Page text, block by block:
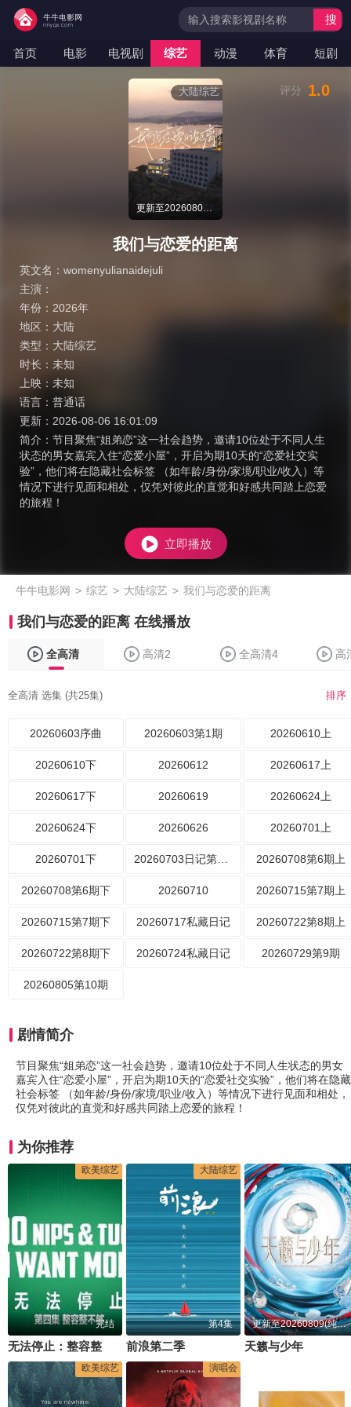
首页 电影 电视剧 综艺 动漫 体育 短剧
搜
大陆综艺
更新至20260805期
我们与恋爱的距离
英文名： womenyulianaidejuli
主演：
年份： 2026年
地区： 大陆
类型： 大陆综艺
时长： 未知
上映： 未知
语言： 普通话
更新： 2026-08-06 16:01:09
简介： 节目聚焦“姐弟恋”这一社会趋势，邀请10位处于不同人生
状态的男女嘉宾入住“恋爱小屋”，开启为期10天的“恋爱社交实
验”，他们将在隐藏社会标签 （如年龄/身份/家境/职业/收入）等
情况下进行见面和相处，仅凭对彼此的直觉和好感共同踏上恋爱
的旅程！
评分 1.0
立即播放
牛牛电影网 > 综艺 > 大陆综艺 > 我们与恋爱的距离
我们与恋爱的距离 在线播放
全高清 高清2 全高清4 高
全高清 选集 (共25集) 排序
20260603序曲 20260603第1期 20260610上
20260610下 20260612 20260617上
20260617下 20260619 20260624上
20260624下 20260626 20260701上
20260701下 20260708第6期上
20260708第6期下 20260710 20260715第7期上
20260715第7期下 20260717私藏日记 20260722第8期上
20260722第8期下 20260724私藏日记 20260729第9期
20260805第10期
剧情简介
节目聚焦“姐弟恋”这一社会趋势，邀请10位处于不同人生状态的男女
嘉宾入住“恋爱小屋”，开启为期10天的“恋爱社交实验”，他们将在隐藏
社会标签 （如年龄/身份/家境/职业/收入）等情况下进行见面和相处，
仅凭对彼此的直觉和好感共同踏上恋爱的旅程！
为你推荐
欧美综艺
完结
大陆综艺
第4集
前浪第二季
更新至20260809(纯享版)
天籁与少年
欧美综艺 演唱会